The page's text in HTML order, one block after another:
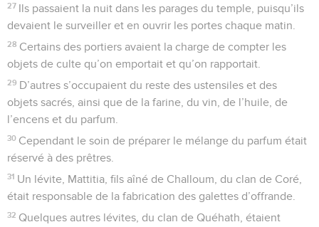
27 Ils passaient la nuit dans les parages du temple, puisqu’ils
devaient le surveiller et en ouvrir les portes chaque matin.
28 Certains des portiers avaient la charge de compter les
objets de culte qu’on emportait et qu’on rapportait.
29 D’autres s’occupaient du reste des ustensiles et des
objets sacrés, ainsi que de la farine, du vin, de l’huile, de
l’encens et du parfum.
30 Cependant le soin de préparer le mélange du parfum était
réservé à des prêtres.
31 Un lévite, Mattitia, fils aîné de Challoum, du clan de Coré,
était responsable de la fabrication des galettes d’offrande.
32 Quelques autres lévites, du clan de Quéhath, étaient